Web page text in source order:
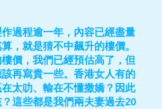
過程逾一年，內容已經盡量
，就是猜不中飆升的樓價。
價，我們已經預估高了，但
再寫貴一些。香港女人有的
太叻、輸在不懂撒嬌？因此
這些都是我們兩夫妻過去20